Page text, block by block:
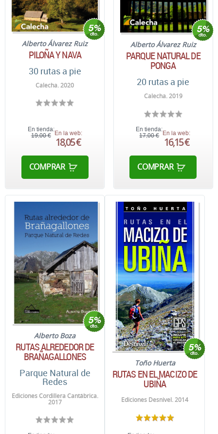
Alberto Álvarez Ruiz
PILOÑA Y NAVA
30 rutas a pie
Calecha. 2020
En tienda:
19,00 € En la web:
18,05 €
COMPRAR
Alberto Álvarez Ruiz
PARQUE NATURAL DE
PONGA
20 rutas a pie
Calecha. 2019
En tienda:
17,00 €
En la web:
16,15 €
COMPRAR
Alberto Boza
RUTAS ALREDEDOR DE
BRAÑAGALLONES
Parque Natural de
Redes
Ediciones Cordillera Cantábrica.
2017
Toño Huerta
RUTAS EN EL MACIZO DE
UBIÑA
Ediciones Desnivel. 2014